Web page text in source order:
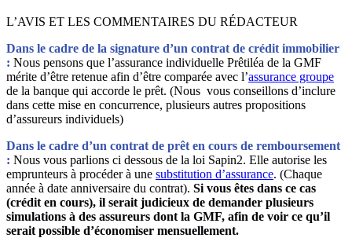
L’AVIS ET LES COMMENTAIRES DU RÉDACTEUR
Dans le cadre de la signature d’un contrat de crédit immobilier
: Nous pensons que l’assurance individuelle Prêtiléa de la GMF
mérite d’être retenue afin d’être comparée avec l’assurance groupe
de la banque qui accorde le prêt. (Nous vous conseillons d’inclure
dans cette mise en concurrence, plusieurs autres propositions
d’assureurs individuels)
Dans le cadre d’un contrat de prêt en cours de remboursement
: Nous vous parlions ci dessous de la loi Sapin2. Elle autorise les
emprunteurs à procéder à une substitution d’assurance. (Chaque
année à date anniversaire du contrat). Si vous êtes dans ce cas
(crédit en cours), il serait judicieux de demander plusieurs
simulations à des assureurs dont la GMF, afin de voir ce qu’il
serait possible d’économiser mensuellement.